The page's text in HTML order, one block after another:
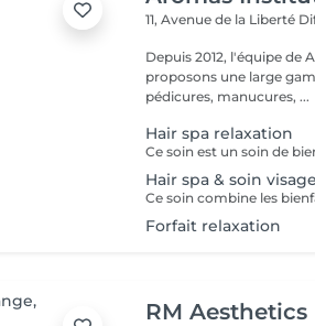
11, Avenue de la Liberté
Depuis 2012, l'équipe de
proposons une large
pédicures, manucures, ...
Hair spa relaxation
Hair spa & soin visage
Forfait relaxation
RM